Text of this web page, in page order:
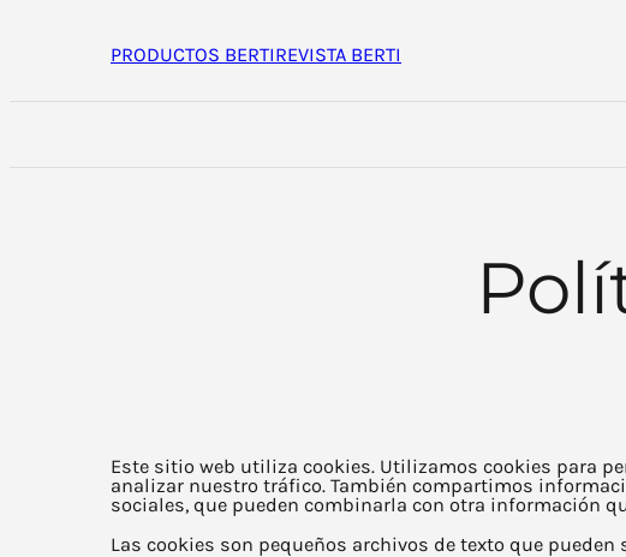
PRODUCTOS BERTIREVISTA BERTI
Este sitio web utiliza cookies. Utilizamos cookies para
analizar nuestro tráfico. También compartimos
sociales, que pueden combinarla con otra información
Las cookies son pequeños archivos de texto que